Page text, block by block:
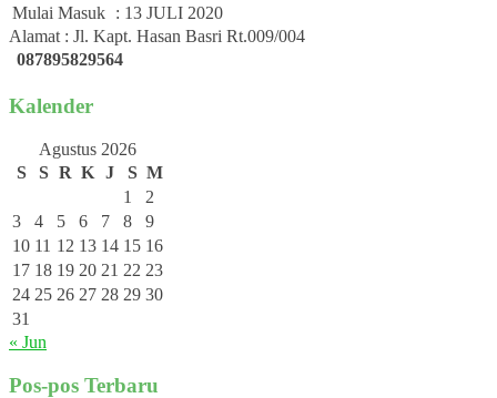
Mulai Masuk : 13 JULI 2020
Alamat : Jl. Kapt. Hasan Basri Rt.009/004
087895829564
Kalender
Agustus 2026
S
S R K J S M
1
2
3
4 5 6 7 8
9
10 11 12 13 14 15 16
17 18 19 20 21 22 23
24 25 26 27 28 29 30
31
« Jun
Pos-pos Terbaru